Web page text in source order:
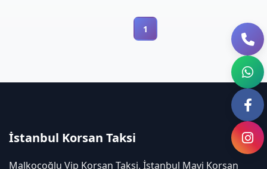
1
İstanbul Korsan Taksi
Malkoçoğlu Vip Korsan Taksi. İstanbul Mavi Korsan